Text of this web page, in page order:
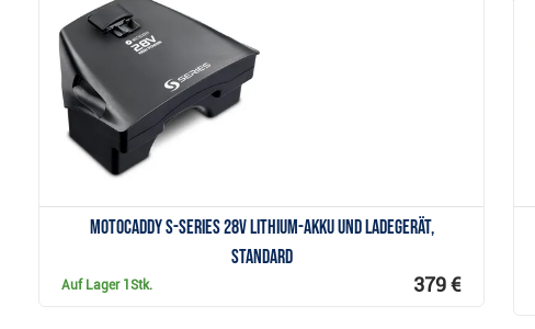
Motocaddy S-Series 28V Lithium-Akku und Ladegerät,
Standard
Auf Lager 1Stk. 379 €